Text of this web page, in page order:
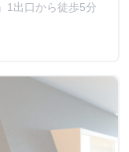
1出口から徒歩5分